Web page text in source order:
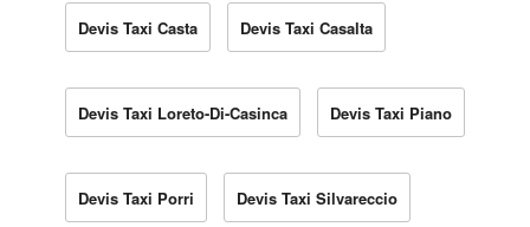
Devis Taxi Casta Devis Taxi Casalta
Devis Taxi Loreto-Di-Casinca Devis Taxi Piano
Devis Taxi Porri Devis Taxi Silvareccio